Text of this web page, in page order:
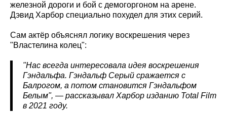
железной дороги и бой с демогоргоном на арене.
Дэвид Харбор специально похудел для этих серий.
Сам актёр объяснял логику воскрешения через
"Властелина колец":
"Нас всегда интересовала идея воскрешения
Гэндальфа. Гэндальф Серый сражается с
Балрогом, а потом становится Гэндальфом
Белым", — рассказывал Харбор изданию Total Film
в 2021 году.